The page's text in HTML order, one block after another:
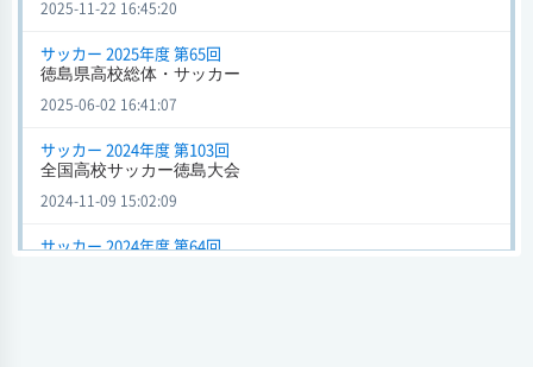
脇町
会場 あわぎんスポーツガーデン
試合日時 2024-05-31[情報更新日:2024-05-31 17:47:15]
徳島県高校総体・サッカー (サッカー) 2024年度 第64回
脇町
会場 ヨコタ上桜スポーツグラウンド
試合日時 2024-05-26[情報更新日:2024-05-26 17:15:26]
全国高校サッカー徳島大会 (サッカー) 2023年度 第102回
2025-11-22 16:45:20
サッカー 2025年度 第65回
徳島県高校総体・サッカー
2025-06-02 16:41:07
サッカー 2024年度 第103回
全国高校サッカー徳島大会
2024-11-09 15:02:09
サッカー 2024年度 第64回